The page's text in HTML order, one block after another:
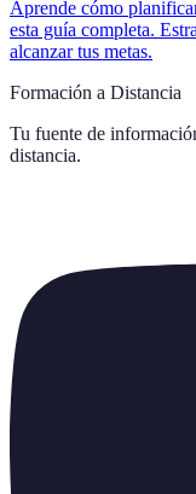
Aprende cómo
esta guía completa.
alcanzar tus metas.
Formación a Distancia
Tu fuente de
distancia.